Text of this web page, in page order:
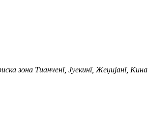
зона Тианченг, Јуекинг, Жеџијанг, Кина